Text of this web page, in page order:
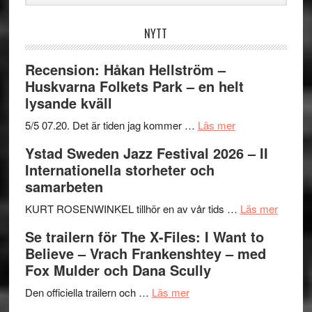
webbplatsen
NYTT
Recension: Håkan Hellström –
Huskvarna Folkets Park – en helt
lysande kväll
5/5 07.20. Det är tiden jag kommer … Läs merom
Håkan
Huskvarna
Park
–
Ystad Sweden Jazz Festival 2026 – II
Internationella storheter och
samarbeten
KURT ROSENWINKEL tillhör en av vår tids … Läs merom
Se trailern för The X-Files: I Want to
Believe – Vrach Frankenshtey – med
Fox Mulder och Dana Scully
Den officiella trailern och … Läs merom